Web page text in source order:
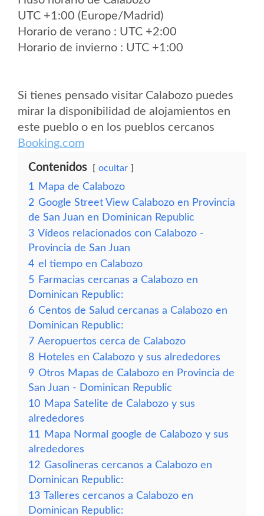
UTC +1:00 (Europe/Madrid)
Horario de verano : UTC +2:00
Horario de invierno : UTC +1:00
Si tienes pensado visitar Calabozo puedes
mirar la disponibilidad de alojamientos en
este pueblo o en los pueblos cercanos
Booking.com
Contenidos ocultar
1
Mapa de Calabozo
2 Google Street View Calabozo en Provincia
de San Juan en Dominican Republic
3 Vídeos relacionados con Calabozo -
Provincia de San Juan
4 el tiempo en Calabozo
5 Farmacias cercanas a Calabozo en
Dominican Republic:
6 Centos de Salud cercanas a Calabozo en
Dominican Republic:
7 Aeropuertos cerca de Calabozo
8 Hoteles en Calabozo y sus alrededores
9 Otros Mapas de Calabozo en Provincia de
San Juan - Dominican Republic
10 Mapa Satelite de Calabozo y sus
alrededores
11
Mapa Normal google de Calabozo y sus
alrededores
12 Gasolineras cercanos a Calabozo en
Dominican Republic:
13 Talleres cercanos a Calabozo en
Dominican Republic: